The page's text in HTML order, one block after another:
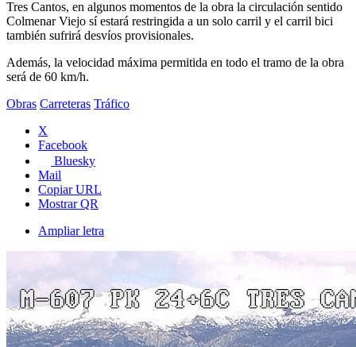
Tres Cantos, en algunos momentos de la obra la circulación sentido
Colmenar Viejo sí estará restringida a un solo carril y el carril bici
también sufrirá desvíos provisionales.
Además, la velocidad máxima permitida en todo el tramo de la obra
será de 60 km/h.
Obras Carreteras Tráfico
X
Facebook
Bluesky
Mail
Copiar URL
Mostrar QR
Ampliar letra